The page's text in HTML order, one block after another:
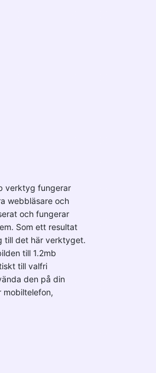
verktyg fungerar
webbläsare och
och fungerar
Som ett resultat
till det här verktyget.
till 1.2mb
till valfri
den på din
mobiltelefon,